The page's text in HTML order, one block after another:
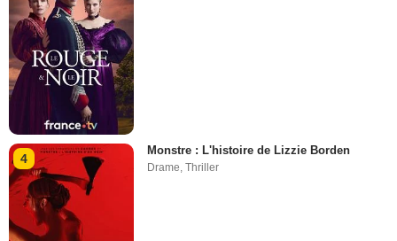
4
Monstre : L'histoire de Lizzie Borden
Drame,Thriller